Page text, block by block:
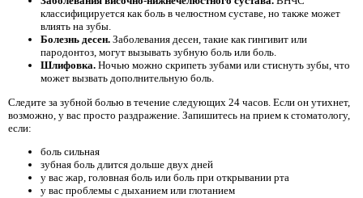
классифицируется как боль в челюстном суставе, но также может
влиять на зубы.
Болезнь десен. Заболевания десен, такие как гингивит или
пародонтоз, могут вызывать зубную боль или боль.
Шлифовка. Ночью можно скрипеть зубами или стиснуть зубы, что
может вызвать дополнительную боль.
Следите за зубной болью в течение следующих 24 часов. Если он утихнет,
возможно, у вас просто раздражение. Запишитесь на прием к стоматологу,
если:
боль сильная
зубная боль длится дольше двух дней
у вас жар, головная боль или боль при открывании рта
у вас проблемы с дыханием или глотанием